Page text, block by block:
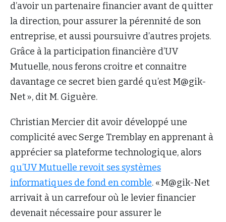
d’avoir un partenaire financier avant de quitter
la direction, pour assurer la pérennité de son
entreprise, et aussi poursuivre d’autres projets.
Grâce à la participation financière d’UV
Mutuelle, nous ferons croitre et connaitre
davantage ce secret bien gardé qu’est M@gik-
Net », dit M. Giguère.
Christian Mercier dit avoir développé une
complicité avec Serge Tremblay en apprenant à
apprécier sa plateforme technologique, alors
qu’UV Mutuelle revoit ses systèmes
informatiques de fond en comble. « M@gik-Net
arrivait à un carrefour où le levier financier
devenait nécessaire pour assurer le